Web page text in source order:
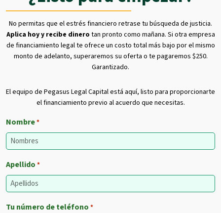
No permitas que el estrés financiero retrase tu búsqueda de justicia.
Aplica hoy y recibe dinero tan pronto como mañana. Si otra empresa
de financiamiento legal te ofrece un costo total más bajo por el mismo
monto de adelanto, superaremos su oferta o te pagaremos $250.
Garantizado.
El equipo de Pegasus Legal Capital está aquí, listo para proporcionarte
el financiamiento previo al acuerdo que necesitas.
Nombre*
Apellido *
Tu número de teléfono *